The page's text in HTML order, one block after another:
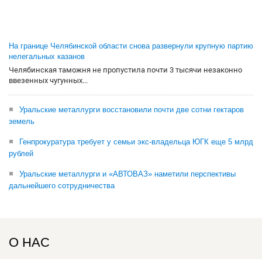
На границе Челябинской области снова развернули крупную партию
нелегальных казанов
Челябинская таможня не пропустила почти 3 тысячи незаконно
ввезенных чугунных...
Уральские металлурги восстановили почти две сотни гектаров
земель
Генпрокуратура требует у семьи экс-владельца ЮГК еще 5 млрд
рублей
Уральские металлурги и «АВТОВАЗ» наметили перспективы
дальнейшего сотрудничества
О НАС